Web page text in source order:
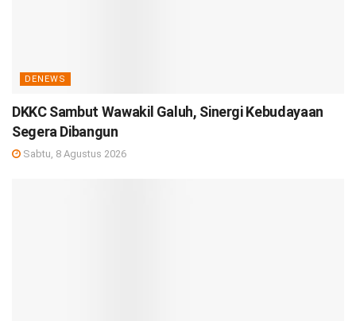
DENEWS
DKKC Sambut Wawakil Galuh, Sinergi Kebudayaan
Segera Dibangun
Sabtu, 8 Agustus 2026